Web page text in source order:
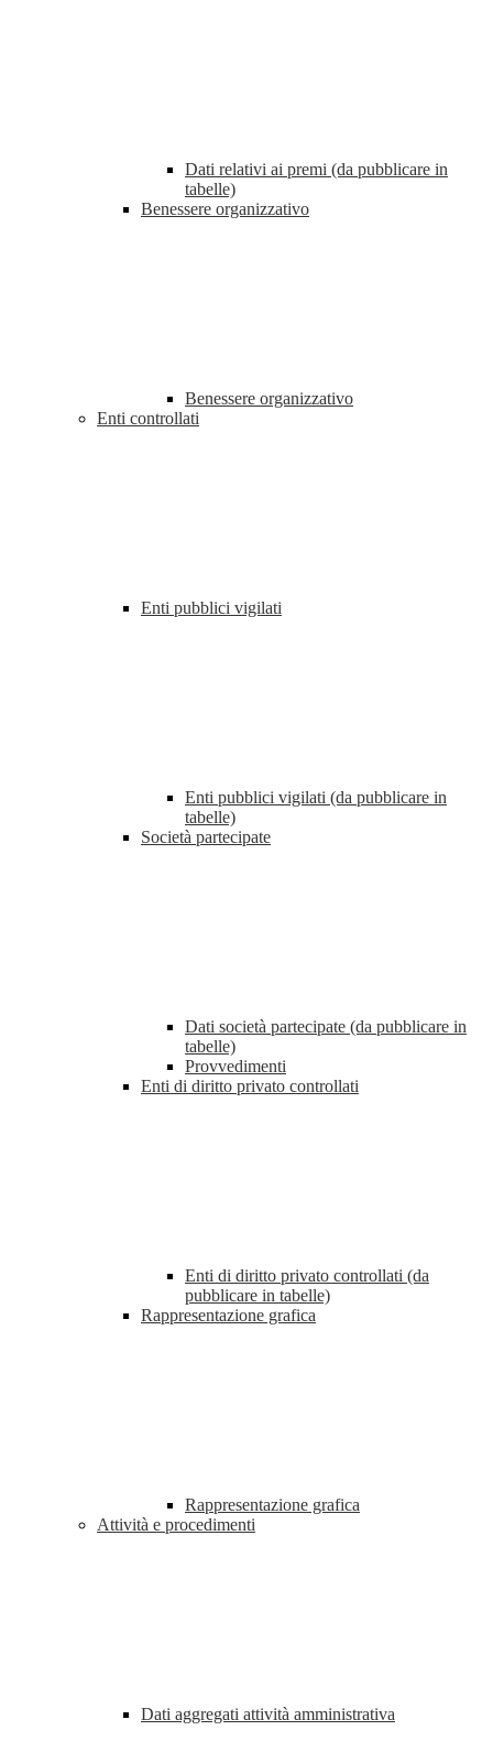
Dati relativi ai premi (da pubblicare in
tabelle)
Benessere organizzativo
Benessere organizzativo
Enti controllati
Enti pubblici vigilati
Enti pubblici vigilati (da pubblicare in
tabelle)
Società partecipate
Dati società partecipate (da pubblicare in
tabelle)
Provvedimenti
Enti di diritto privato controllati
Enti di diritto privato controllati (da
pubblicare in tabelle)
Rappresentazione grafica
Rappresentazione grafica
Attività e procedimenti
Dati aggregati attività amministrativa